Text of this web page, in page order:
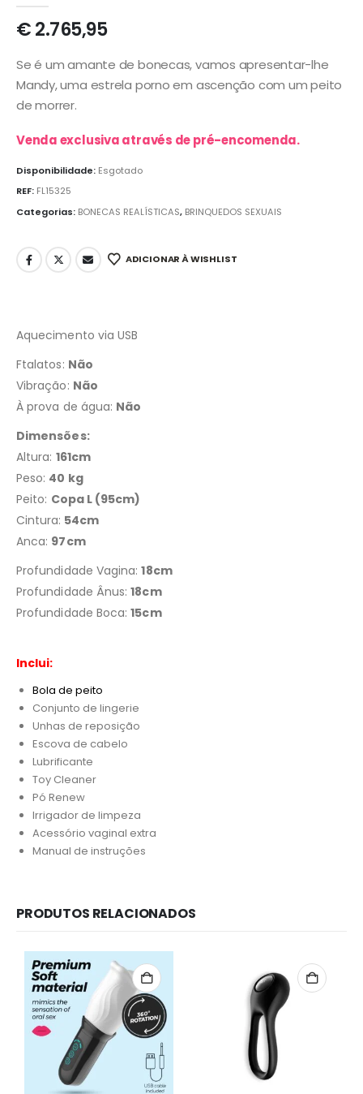
€2.765,95
Se é um amante de bonecas, vamos apresentar-lhe
Mandy, uma estrela porno em ascenção com um peito
de morrer.
Venda exclusiva através de pré-encomenda.
Disponibilidade: Esgotado
REF: FL15325
Categorias: BONECAS REALÍSTICAS, BRINQUEDOS SEXUAIS
ADICIONAR À WISHLIST
Aquecimento via USB
Ftalatos: Não
Vibração: Não
À prova de água: Não
Dimensões:
Altura: 161cm
Peso: 40 kg
Peito: Copa L (95cm)
Cintura: 54cm
Anca: 97cm
Profundidade Vagina:18cm
Profundidade Ânus:18cm
Profundidade Boca:15cm
Inclui:
Bola de peito
Conjunto de lingerie
Unhas de reposição
Escova de cabelo
Lubrificante
Toy Cleaner
Pó Renew
Irrigador de limpeza
Acessório vaginal extra
Manual de instruções
PRODUTOS RELACIONADOS
Redes Sociais
Métodos de Pagamento